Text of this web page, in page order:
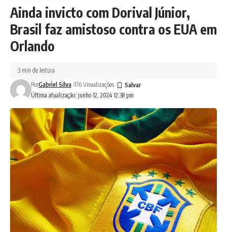
Ainda invicto com Dorival Júnior,
Brasil faz amistoso contra os EUA em
Orlando
Última atualização: junho 12, 2024 12:38 pm
PorGabriel Silva 176 Visualizações
3 min de leitura